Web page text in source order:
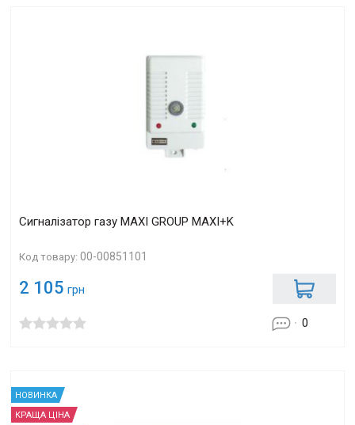
Сигналізатор газу MAXI GROUP MAXI+K
Код товару:00-00851101
2 105 грн
0
НОВИНКА
КРАЩА ЦІНА